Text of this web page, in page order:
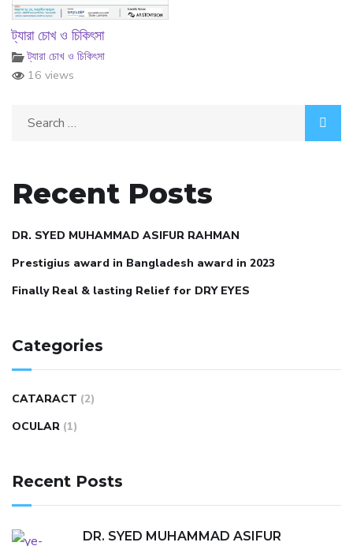
ট্যারা চোখ ও চিকিৎসা
ট্যারা চোখ ও চিকিৎসা
16 views
Recent Posts
DR. SYED MUHAMMAD ASIFUR RAHMAN
Prestigius award in Bangladesh award in 2023
Finally Real & lasting Relief for DRY EYES
Categories
CATARACT (2)
OCULAR (1)
Recent Posts
DR. SYED MUHAMMAD ASIFUR